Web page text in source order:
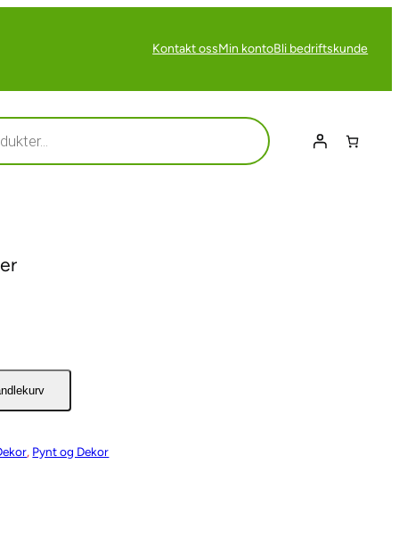
Kontakt ossMin kontoBli bedriftskunde
, Pynt og Dekor